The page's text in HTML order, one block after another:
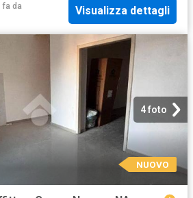
fa da
Visualizza dettagli
4 foto
NUOVO